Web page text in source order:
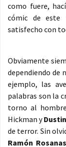
como fuere,
cómic de este
satisfecho con
Obviamente
dependiendo de
ejemplo, las
palabras son la
torno al
Hickman y
de terror. Sin
Ramón Rosanas